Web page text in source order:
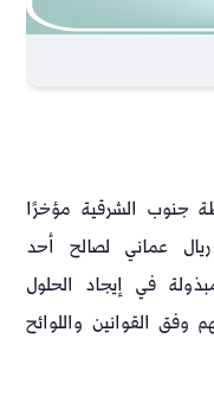
جنوب الشرقية مؤخرًا
مبلغ وقدره (6500) ريال عماني لصالح أحد
في إيجاد الحلول
القوانين واللوائح